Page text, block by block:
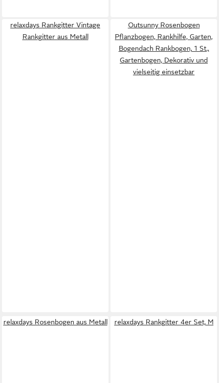
relaxdays Rankgitter Vintage
Rankgitter aus Metall
Outsunny Rosenbogen
Pflanzbogen, Rankhilfe, Garten,
Bogendach Rankbogen, 1 St.,
Gartenbogen, Dekorativ und
vielseitig einsetzbar
relaxdays Rosenbogen aus Metall relaxdays Rankgitter 4er Set, M